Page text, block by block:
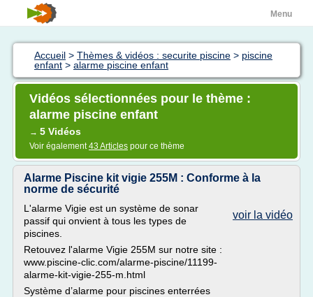
Menu
Accueil > Thèmes & vidéos : securite piscine > piscine
enfant > alarme piscine enfant
Vidéos sélectionnées pour le thème :
alarme piscine enfant
→ 5 Vidéos
Voir également43 Articles pour ce thème
Alarme Piscine kit vigie 255M : Conforme à la
norme de sécurité
voir la vidéo
L'alarme Vigie est un système de sonar
passif qui onvient à tous les types de
piscines.
Retouvez l'alarme Vigie 255M sur notre site :
www.piscine-clic.com/alarme-piscine/11199-
alarme-kit-vigie-255-m.html
Système d’alarme pour piscines enterrées